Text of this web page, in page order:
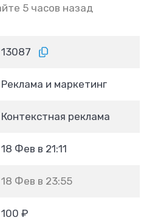
5 часов назад
13087
Реклама и маркетинг
Контекстная реклама
18 Фев в 21:11
18 Фев в 23:55
100 ₽